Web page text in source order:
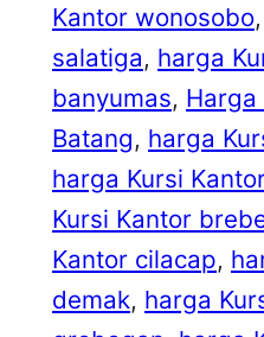
Kantor wonosobo,
salatiga, harga
banyumas, Harga
Batang, harga
harga Kursi
Kursi Kantor
Kantor cilacap,
demak, harga